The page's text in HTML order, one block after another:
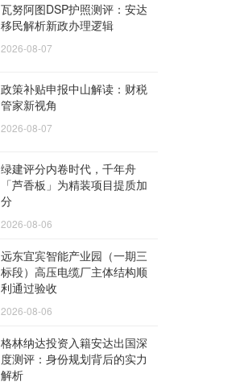
瓦努阿图DSP护照测评：安达
移民解析新政办理逻辑
2026-08-07
政策补贴申报中山解读：财税
管家新视角
2026-08-07
绿建评分内卷时代，千年舟
「芦香板」为精装项目提质加
分
2026-08-06
远东宜宾智能产业园（一期三
标段）高压电缆厂主体结构顺
利通过验收
2026-08-06
格林纳达投资入籍安达出国深
度测评：身份规划背后的实力
解析